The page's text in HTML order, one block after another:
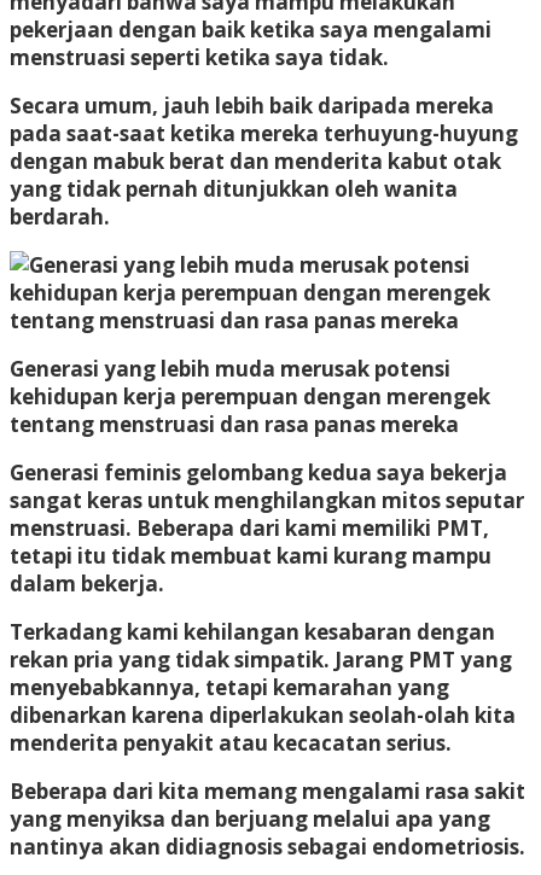
pekerjaan dengan baik ketika saya mengalami
menstruasi seperti ketika saya tidak.
Secara umum, jauh lebih baik daripada mereka
pada saat-saat ketika mereka terhuyung-huyung
dengan mabuk berat dan menderita kabut otak
yang tidak pernah ditunjukkan oleh wanita
berdarah.
Generasi yang lebih muda merusak potensi
kehidupan kerja perempuan dengan merengek
tentang menstruasi dan rasa panas mereka
Generasi feminis gelombang kedua saya bekerja
sangat keras untuk menghilangkan mitos seputar
menstruasi. Beberapa dari kami memiliki PMT,
tetapi itu tidak membuat kami kurang mampu
dalam bekerja.
Terkadang kami kehilangan kesabaran dengan
rekan pria yang tidak simpatik. Jarang PMT yang
menyebabkannya, tetapi kemarahan yang
dibenarkan karena diperlakukan seolah-olah kita
menderita penyakit atau kecacatan serius.
Beberapa dari kita memang mengalami rasa sakit
yang menyiksa dan berjuang melalui apa yang
nantinya akan didiagnosis sebagai endometriosis.